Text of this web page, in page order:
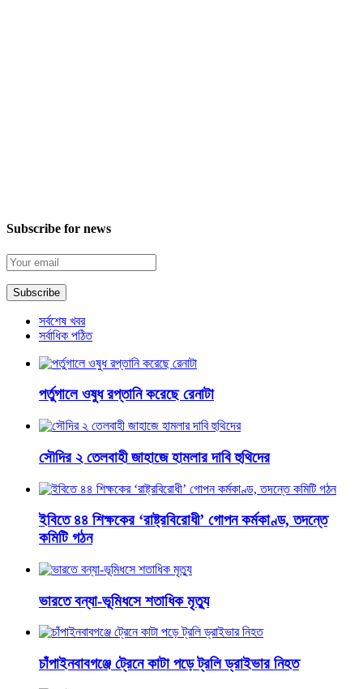
Subscribe for news
সর্বশেষ খবর
সর্বাধিক পঠিত
পর্তুগালে ওষুধ রপ্তানি করেছে রেনাটা
সৌদির ২ তেলবাহী জাহাজে হামলার দাবি হুথিদের
ইবিতে ৪৪ শিক্ষকের ‘রাষ্ট্রবিরোধী’ গোপন কর্মকাণ্ড, তদন্তে
কমিটি গঠন
ভারতে বন্যা-ভূমিধসে শতাধিক মৃত্যু
চাঁপাইনবাবগঞ্জে ট্রেনে কাটা পড়ে ট্রলি ড্রাইভার নিহত